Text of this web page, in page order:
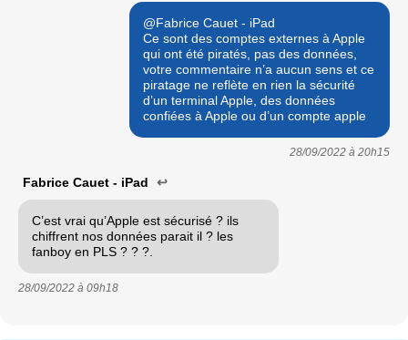
@Fabrice Cauet - iPad
Ce sont des comptes externes à Apple
qui ont été piratés, pas des données,
votre commentaire n’a aucun sens et ce
piratage ne reflète en rien la sécurité
d’un terminal Apple, des données
confiées à Apple ou d’un compte apple
28/09/2022 à 20h15
Fabrice Cauet - iPad ↩
C’est vrai qu’Apple est sécurisé ? ils
chiffrent nos données parait il ? les
fanboy en PLS ? ? ?.
28/09/2022 à 09h18